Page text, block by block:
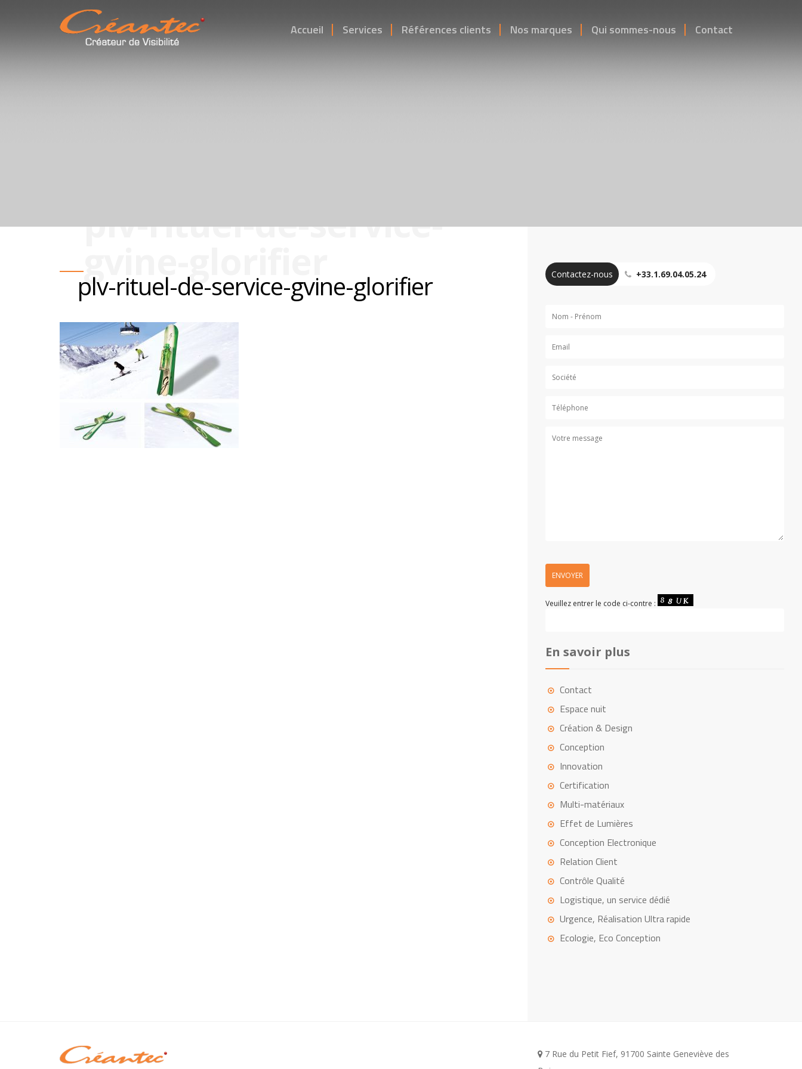
Accueil Services Références clients Nos marques Qui sommes-nous Contact
plv-rituel-de-service-gvine-glorifier Contactez-nous +33.1.69.04.05.24
Veuillez entrer le code ci-contre :
En savoir plus
Contact
Espace nuit
Création & Design
Conception
Innovation
Certification
Multi-matériaux
Effet de Lumières
Conception Electronique
Relation Client
Contrôle Qualité
Logistique, un service dédié
Urgence, Réalisation Ultra rapide
Ecologie, Eco Conception
7 Rue du Petit Fief, 91700 Sainte Geneviève des